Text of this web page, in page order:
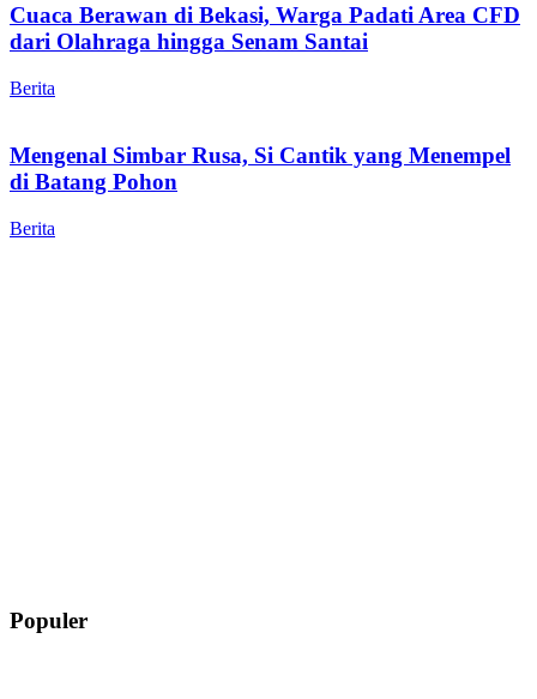
Cuaca Berawan di Bekasi, Warga Padati Area CFD
dari Olahraga hingga Senam Santai
Berita
Mengenal Simbar Rusa, Si Cantik yang Menempel
di Batang Pohon
Berita
Populer